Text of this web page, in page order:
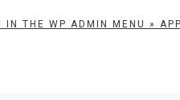
IN THE WP ADMIN MENU »